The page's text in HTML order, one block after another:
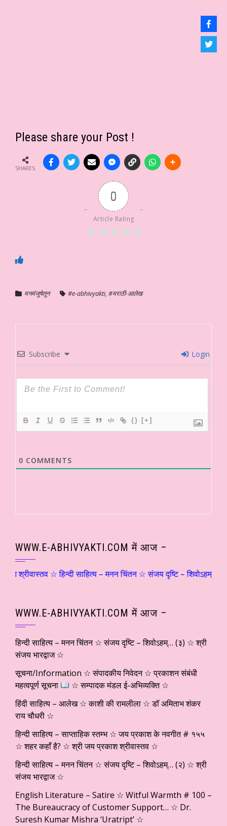
Please share your Post !
SHARES
0
Article Rating
मनमंजुषेतून #e-abhivyakti, #मराठी-आलेख
Subscribe Login
{} [+]
0 COMMENTS
WWW.E-ABHIVYAKTI.COM में आज –
☆ हिन्दी साहित्य – मनन चिंतन ☆ संजय दृष्टि – शिवोऽहम्…
WWW.E-ABHIVYAKTI.COM में आज –
हिन्दी साहित्य – मनन चिंतन ☆ संजय दृष्टि – शिवोऽहम्… (३) ☆ श्री
संजय भारद्वाज ☆
सूचना/Information ☆ संपादकीय निवेदन ☆ प्रकाशन संबंधी
महत्वपूर्ण सूचना
☆ सम्पादक मंडल ई-अभिव्यक्ति ☆
हिंदी साहित्य – आलेख ☆ काशी की रामलीला ☆ डॉ अमिताभ शंकर
राय चौधरी ☆
हिन्दी साहित्य – साप्ताहिक स्तम्भ ☆ जय प्रकाश के नवगीत # १५५
☆ शहर कहाँ है? ☆ श्री जय प्रकाश श्रीवास्तव ☆
हिन्दी साहित्य – मनन चिंतन ☆ संजय दृष्टि – शिवोऽहम्… (२) ☆ श्री
संजय भारद्वाज ☆
English Literature – Satire ☆ Witful Warmth # 100 –
The Bureaucracy of Customer Support… ☆ Dr.
Suresh Kumar Mishra ‘Uratript’ ☆